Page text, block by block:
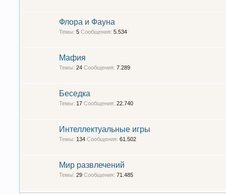
Флора и Фауна
Темы: 5 Сообщения: 5.534
Мафия
Темы: 24 Сообщения: 7.289
Беседка
Темы: 17 Сообщения: 22.740
Интеллектуальные игры
Темы: 134 Сообщения: 61.502
Мир развлечений
Темы: 29 Сообщения: 71.485